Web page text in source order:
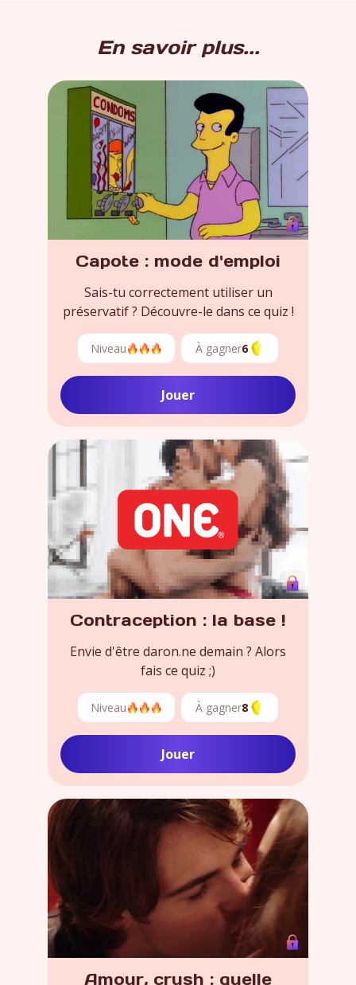
En savoir plus...
Capote : mode d'emploi
Sais-tu correctement utiliser un
préservatif ? Découvre-le dans ce quiz !
Niveau À gagner6
Jouer
Contraception : la base !
Envie d'être daron.ne demain ? Alors
fais ce quiz ;)
Niveau À gagner8
Jouer
Amour, crush : quelle